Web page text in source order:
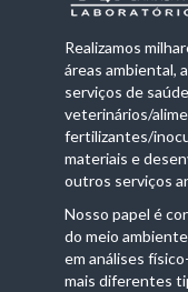
Realizamos
áreas ambiental,
serviços de
veterinários/
fertilizantes/
materiais e
outros serviços
Nosso papel é
do meio
em análises
mais diferentes